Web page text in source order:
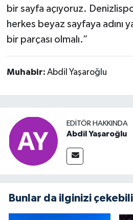
bir sayfa açıyoruz.
herkes beyaz sayfaya adını
bir parçası olmalı.”
Muhabir: Abdil Yaşaroğlu
EDITÖR HAKKINDA
Abdil Yaşaroğlu
Bunlar da ilginizi